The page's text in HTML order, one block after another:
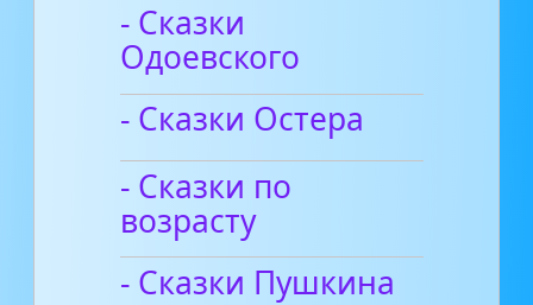
- Сказки
Одоевского
- Сказки Остера
- Сказки по
возрасту
- Сказки Пушкина